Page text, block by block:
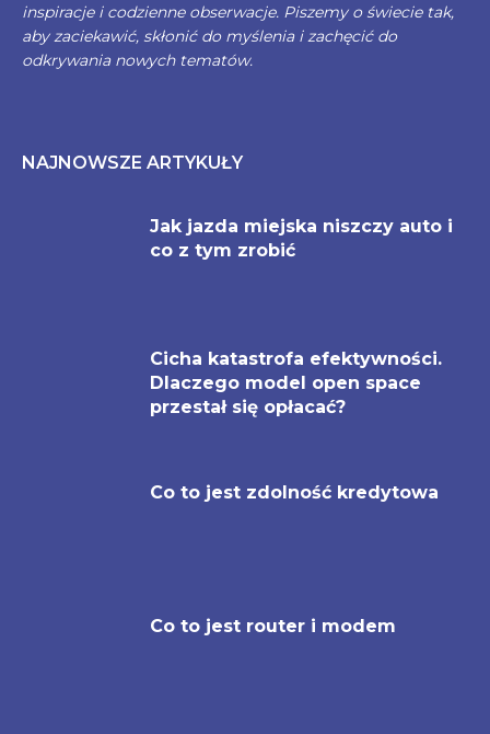
inspiracje i codzienne obserwacje. Piszemy o świecie tak,
aby zaciekawić, skłonić do myślenia i zachęcić do
odkrywania nowych tematów.
NAJNOWSZE ARTYKUŁY
Jak jazda miejska niszczy auto i
co z tym zrobić
Cicha katastrofa efektywności.
Dlaczego model open space
przestał się opłacać?
Co to jest zdolność kredytowa
Co to jest router i modem